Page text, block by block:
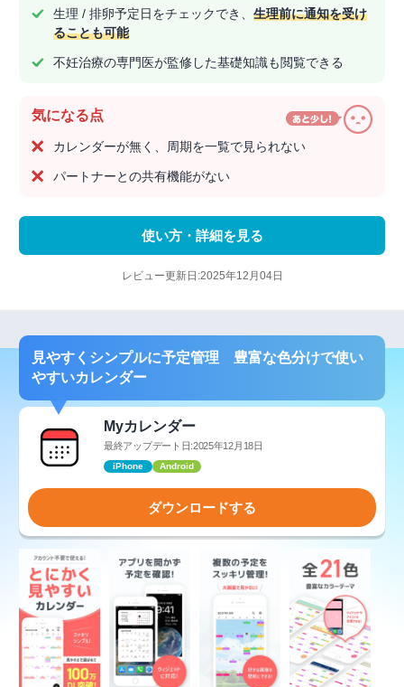
生理 / 排卵予定日をチェックでき、 生理前に通知を受け
ることも可能
不妊治療の専門医が監修した基礎知識も閲覧できる
気になる点
カレンダーが無く、周期を一覧で見られない
パートナーとの共有機能がない
使い方・詳細を見る
レビュー更新日:2025年12月04日
見やすくシンプルに予定管理 豊富な色分けで使い
やすいカレンダー
Myカレンダー
最終アップデート日:2025年12月18日
iPhone Android
ダウンロードする